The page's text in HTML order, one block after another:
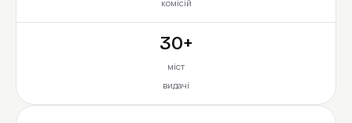
комісій
30+
міст
видачі